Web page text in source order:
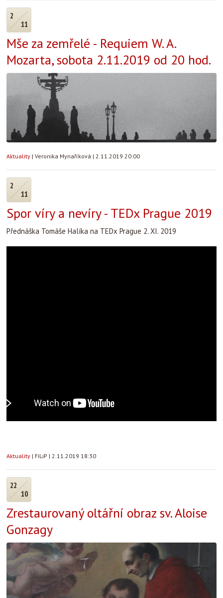
2
11
Mše za zemřelé - Requiem W. A.
Mozarta, sobota 2.11.2019 od 20 hod.
Aktuality | Veronika Mynaříková | 2.11.2019 20:00
2
11
Spor víry a nevíry - TEDx Prague 2019
Přednáška Tomáše Halíka na TEDx Prague 2. XI. 2019
Aktuality | FiLiP | 2.11.2019 18:30
22
10
Zrestaurovaný oltářní obraz sv. Aloise
Gonzagy